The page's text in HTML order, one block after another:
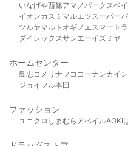
いなげや西條アマノパークスベ
イオンカスミ マルエツスーパー
ツルヤマルト オギノ エスマート
ダイレックスサンエーイズミヤ
ホームセンター
島忠 コメリ ナフコ コーナンカイ
ジョイフル本田
ファッション
ユニクロ しまむら アベイルAOKI